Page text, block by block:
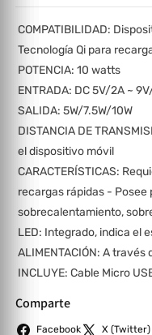
COMPATIBILIDAD:
Tecnología Qi para
POTENCIA: 10 watts
ENTRADA: DC 5V/2A ~
SALIDA: 5W/7.5W/10W
DISTANCIA DE
el dispositivo móvil
CARACTERÍSTICAS:
recargas rápidas -
sobrecalentamiento,
LED: Integrado, indica el
ALIMENTACIÓN: A
INCLUYE: Cable Micro
Comparte
Facebook X (Twitter)